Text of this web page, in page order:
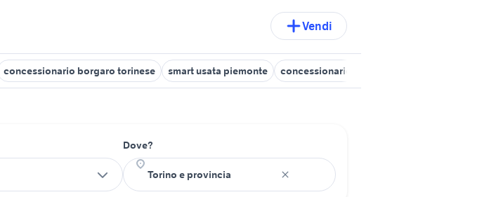
Vendi
concessionario borgaro torinese smart usata piemonte concessionario renault
Dove?